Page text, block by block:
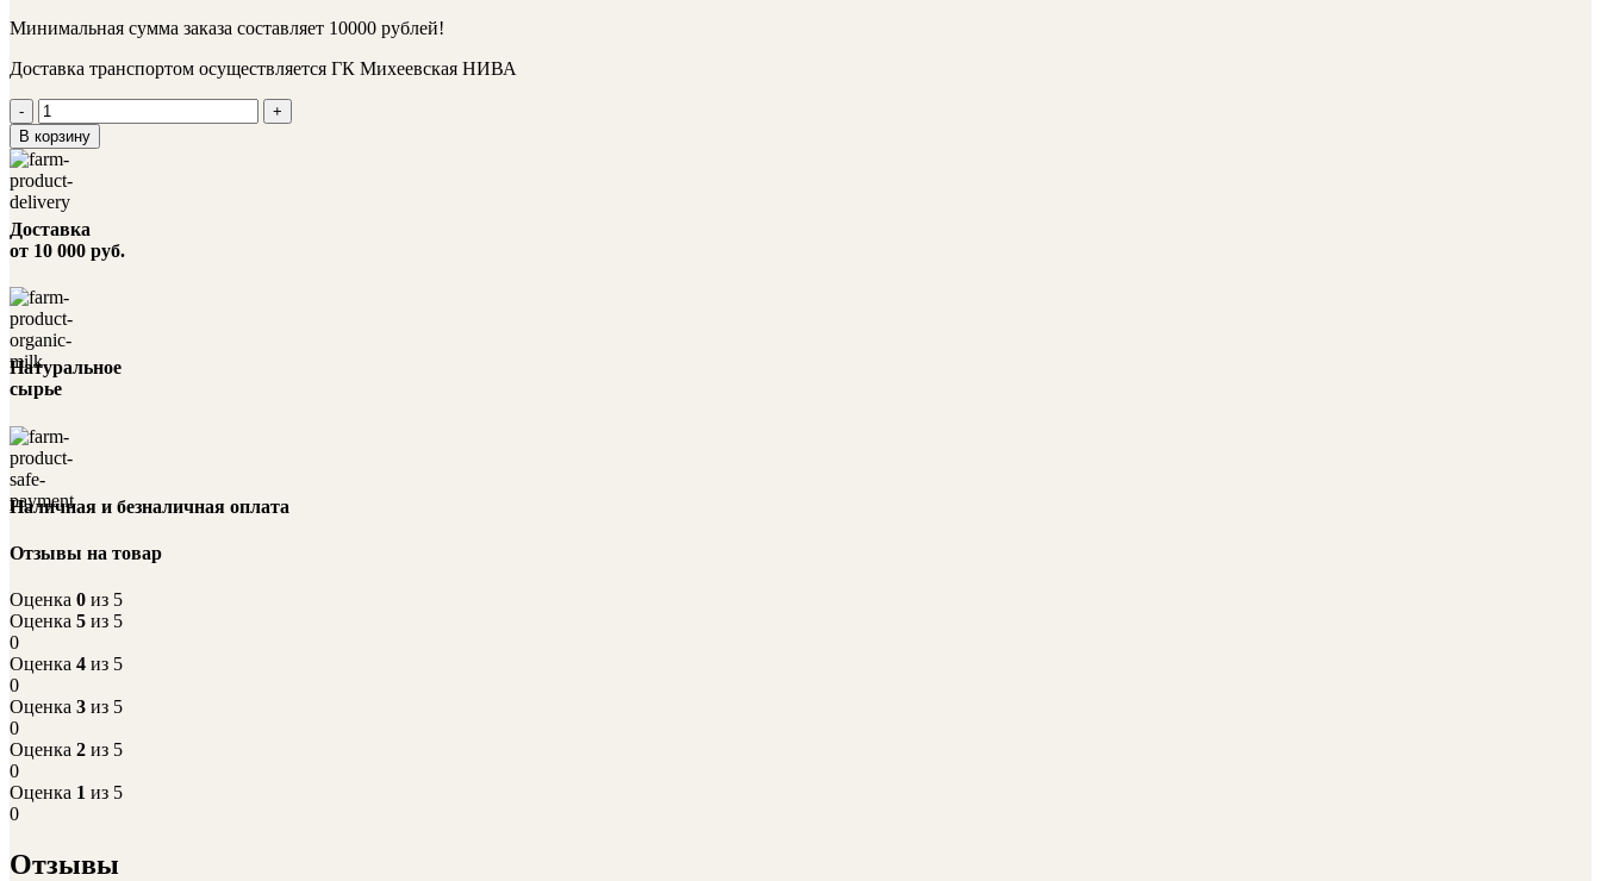
Минимальная сумма заказа составляет 10000 рублей!
Доставка транспортом осуществляется ГК Михеевская НИВА
Количество
товара
Задняя
голяшка
свиная
на
кости
В корзину
Доставка
от 10 000 руб.
Натуральное
сырье
Наличная и безналичная оплата
Отзывы на товар
Оценка 0 из 5
Оценка 5 из 5
0
Оценка 4 из 5
0
Оценка 3 из 5
0
Оценка 2 из 5
0
Оценка 1 из 5
0
Отзывы